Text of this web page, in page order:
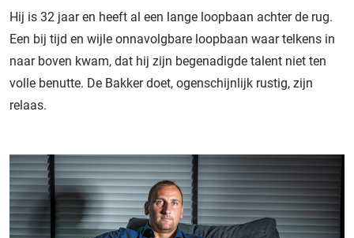
Hij is 32 jaar en heeft al een lange loopbaan achter de rug.
Een bij tijd en wijle onnavolgbare loopbaan waar telkens in
naar boven kwam, dat hij zijn begenadigde talent niet ten
volle benutte. De Bakker doet, ogenschijnlijk rustig, zijn
relaas.